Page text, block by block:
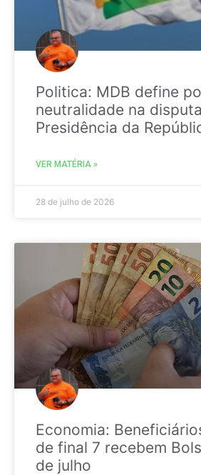
Politica: MDB define
neutralidade na
Presidência da
VER MATÉRIA »
28 de julho de 2026
Economia:
de final 7 recebem
de julho